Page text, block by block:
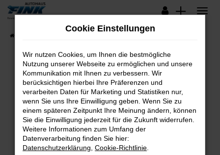
Zum
springen
Lagerfahrzeuge
Fehler: Network Error
Beim Laden ist ein Fehler aufgetreten.
Hier sind ein paar Tipps, die dir helfen können:
Überprüfe deine Firewall und deine
Internetverbindung.
Laden andere Webseiten, zum Beispiel deine
Cookie Einstellungen
Wir nutzen Cookies, um Ihnen die bestmögliche
Nutzung unserer Webseite zu ermöglichen und unsere
Kommunikation mit Ihnen zu verbessern. Wir
berücksichtigen hierbei Ihre Präferenzen und
verarbeiten Daten für Marketing und Statistiken nur,
wenn Sie uns Ihre Einwilligung geben. Wenn Sie zu
einem späteren Zeitpunkt Ihre Meinung ändern, können
Sie die Einwilligung jederzeit für die Zukunft widerrufen.
Weitere Informationen zum Umfang der
Datenverarbeitung finden Sie hier:
Datenschutzerklärung Cookie-Richtlinie